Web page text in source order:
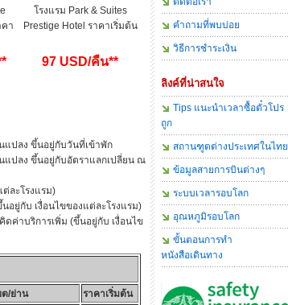
คา
โรงแรม Park & Suites
Prestige Hotel ราคาเริ่มต้น
97 USD/คืน**
แปลง ขึ้นอยู่กับวันที่เข้าพัก
แปลง ขึ้นอยู่กับอัตราแลกเปลี่ยน ณ
ละโรงแรม)
อยู่กับ เงื่อนไขของแต่ละโรงแรม)
ค่าบริการเพิ่ม (ขึ้นอยู่กับ เงื่อนไข
ต/ย่าน
ราคาเริ่มต้น
คำถามที่พบบ่อย
วิธีการชำระเงิน
ลิงค์ที่น่าสนใจ
Tips แนะนำเวลาซื้อตั๋วโปร
ถูก
สถานฑูตต่างประเทศในไทย
ข้อมูลสายการบินต่างๆ
ระบบเวลารอบโลก
อุณหภูมิรอบโลก
ขั้นตอนการทำ
หนังสือเดินทาง